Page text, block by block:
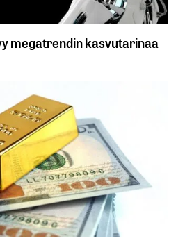
megatrendin kasvutarinaa